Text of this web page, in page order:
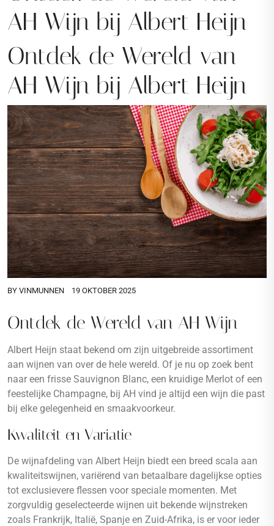
AH Wijn bij Albert Heijn
Ontdek de Wereld van
AH Wijn bij Albert Heijn
BY VINMUNNEN 19 OKTOBER 2025
Ontdek de Wereld van AH Wijn
Albert Heijn staat bekend om zijn uitgebreide assortiment
aan wijnen van over de hele wereld. Of je nu op zoek bent
naar een frisse Sauvignon Blanc, een kruidige Merlot of een
feestelijke Champagne, bij AH vind je altijd een wijn die past
bij elke gelegenheid en smaakvoorkeur.
Kwaliteit en Variatie
De wijnafdeling van Albert Heijn biedt een breed scala aan
kwaliteitswijnen, variërend van betaalbare dagelijkse opties
tot exclusievere flessen voor speciale momenten. Met
zorgvuldig geselecteerde wijnen uit bekende wijnstreken
zoals Frankrijk, Italië, Spanje en Zuid-Afrika, is er voor ieder